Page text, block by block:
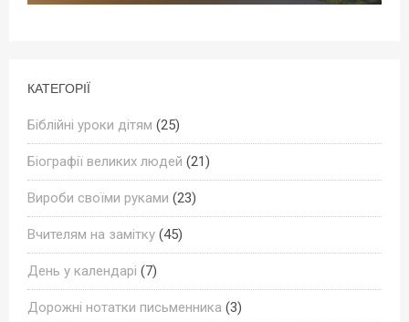
КАТЕГОРІЇ
Біблійні уроки дітям (25)
Біографії великих людей (21)
Вироби своїми руками (23)
Вчителям на замітку (45)
День у календарі (7)
Дорожні нотатки письменника (3)